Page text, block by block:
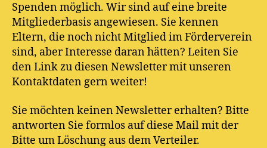
Spenden möglich. Wir sind auf eine breite
Mitgliederbasis angewiesen. Sie kennen
Eltern, die noch nicht Mitglied im Förderverein
sind, aber Interesse daran hätten? Leiten Sie
den Link zu diesen Newsletter mit unseren
Kontaktdaten gern weiter!
Sie möchten keinen Newsletter erhalten? Bitte
antworten Sie formlos auf diese Mail mit der
Bitte um Löschung aus dem Verteiler.